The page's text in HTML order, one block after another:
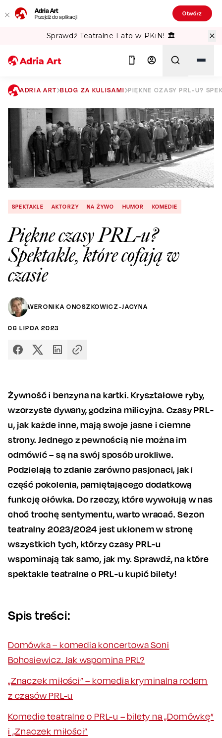
Adria Art
Przejdź do aplikacji Otwórz
Sprawdź Teatralne Lato w PKiN! 🏛️
Szukaj
ADRIA ART BLOG ZA KULISAMI PIĘKNE CZASY PRL-U?
SPEKTAKLE AKTORZY NA ŻYWO HUMOR KOMEDIE
Piękne czasy PRL-u?
Spektakle, które cofają w
czasie
WERONIKA ONOSZKOWICZ-JACYNA
06 LIPCA 2023
Żywność i benzyna na kartki. Kryształowe ryby,
wzorzyste dywany, godzina milicyjna. Czasy PRL-
u, jak każde inne, mają swoje jasne i ciemne
strony. Jednego z pewnością nie można im
odmówić – są na swój sposób urokliwe.
Podzielają to zdanie zarówno pasjonaci, jak i
część pokolenia, pamiętającego dodatkową
funkcję ołówka. Do rzeczy, które wywołują w nas
choć trochę sentymentu, warto wracać. Sezon
teatralny 2023/2024 jest ukłonem w stronę
wszystkich tych, którzy czasy PRL-u
wspominają tak samo, jak my. Sprawdź, na które
spektakle teatralne o PRL-u kupić bilety!
Spis treści:
Domówka – komedia koncertowa Soni
Bohosiewicz. Jak wspomina PRL?
„Znaczek miłości” – komedia kryminalna rodem
z czasów PRL-u
Komedie teatralne o PRL-u – bilety na „Domówkę”
i „Znaczek miłości”